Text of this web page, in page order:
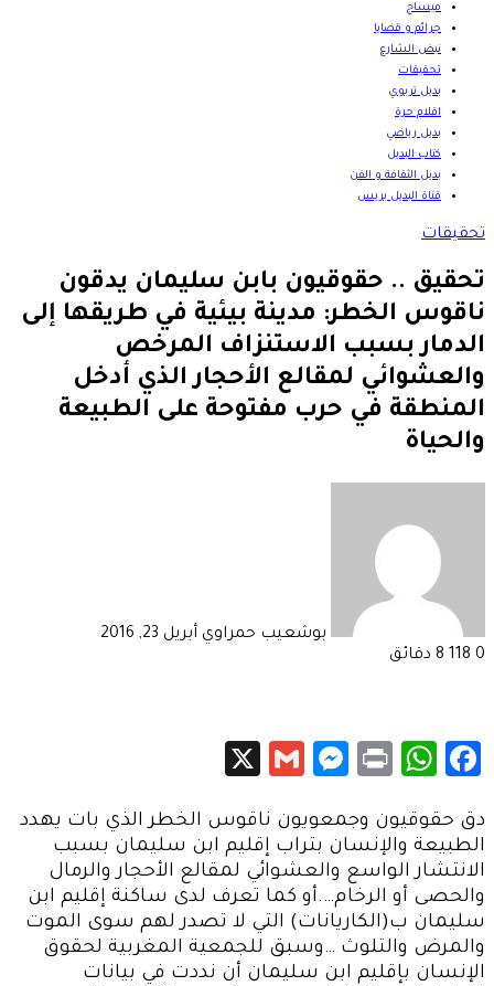
ميساج
جرائم و قضايا
نبض الشارع
تحقيقات
بديل تربوي
اقلام حرة
بديل رياضي
كتاب البديل
بديل الثقافة و الفن
قناة البديل بريس
تحقيقات
تحقيق .. حقوقيون بابن سليمان يدقون
ناقوس الخطر: مدينة بيئية في طريقها إلى
الدمار بسبب الاستنزاف المرخص
والعشوائي لمقالع الأحجار الذي أدخل
المنطقة في حرب مفتوحة على الطبيعة
والحياة
بوشعيب حمراوي أبريل 23, 2016
0
8 دقائق
Facebook
WhatsApp
Print
Messenger
Gmail
دق حقوقيون وجمعويون ناقوس الخطر الذي بات يهدد
الطبيعة والإنسان بتراب إقليم ابن سليمان بسبب
الانتشار الواسع والعشوائي لمقالع الأحجار والرمال
والحصى أو الرخام….أو كما تعرف لدى ساكنة إقليم ابن
سليمان ب(الكاريانات) التي لا تصدر لهم سوى الموت
والمرض والتلوث …وسبق للجمعية المغربية لحقوق
الإنسان بإقليم ابن سليمان أن نددت في بيانات